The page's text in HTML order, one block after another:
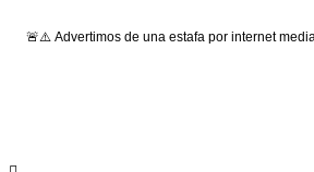
🚨⚠️ Advertimos de una estafa por internet